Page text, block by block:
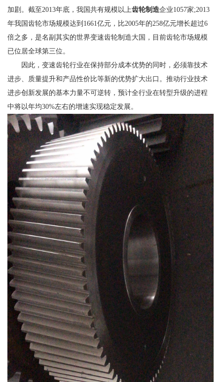
加剧。截至2013年底，我国共有规模以上齿轮制造企业1057家;2013
年我国齿轮市场规模达到1661亿元，比2005年的258亿元增长超过6
倍之多，是名副其实的世界变速齿轮制造大国，目前齿轮市场规模
已位居全球第三位。
因此，变速齿轮行业在保持部分成本优势的同时，必须靠技术
进步、质量提升和产品性价比等新的优势扩大出口。推动行业技术
进步创新发展的基本力量不可逆转，预计全行业在转型升级的进程
中将以年均30%左右的增速实现稳定发展。